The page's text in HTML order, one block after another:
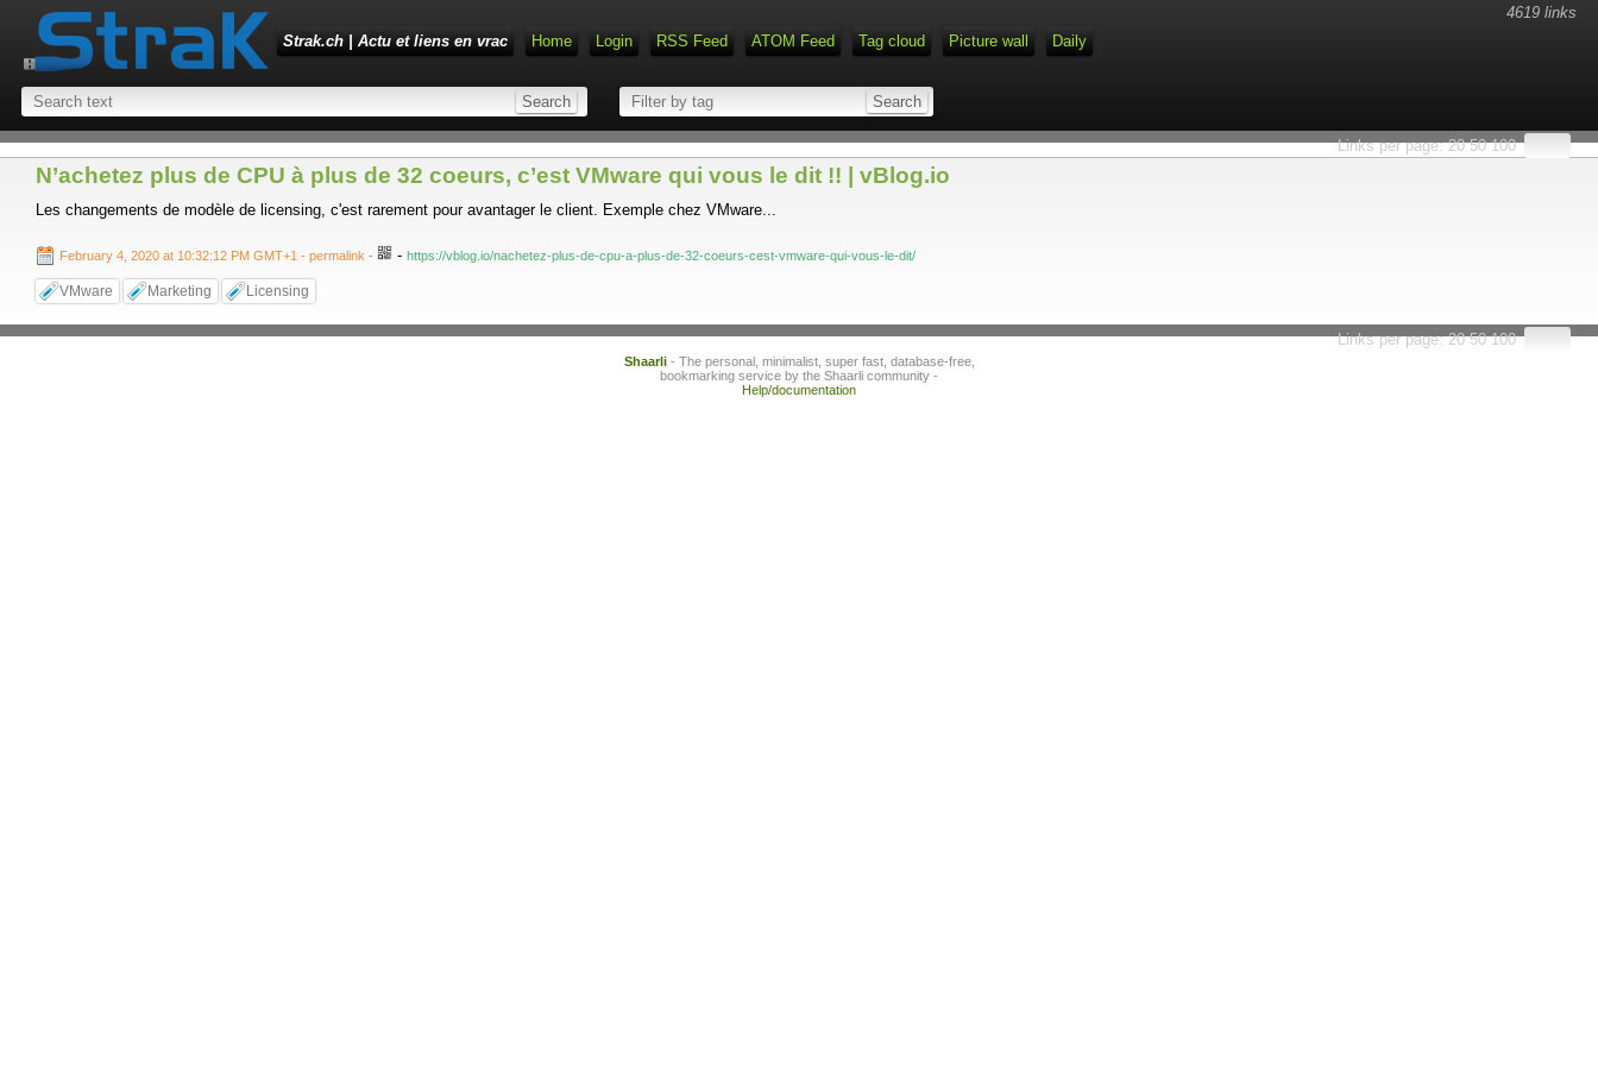
4619 links
Strak.ch | Actu et liens en vrac
Home Login RSS Feed ATOM Feed Tag cloud Picture wall Daily
Links per page:20 50 100
N’achetez plus de CPU à plus de 32 coeurs, c’est VMware qui vous le dit !! | vBlog.io
Les changements de modèle de licensing, c'est rarement pour avantager le client. Exemple chez VMware...
February 4, 2020 at 10:32:12 PM GMT+1 - permalink - - https://vblog.io/nachetez-plus-de-cpu-a-plus-de-32-coeurs-cest-vmware-qui-vous-le-dit/
VMware Marketing Licensing
Links per page:20 50 100
Shaarli- The personal, minimalist, super fast, database-free,
bookmarking service by the Shaarli community -
Help/documentation